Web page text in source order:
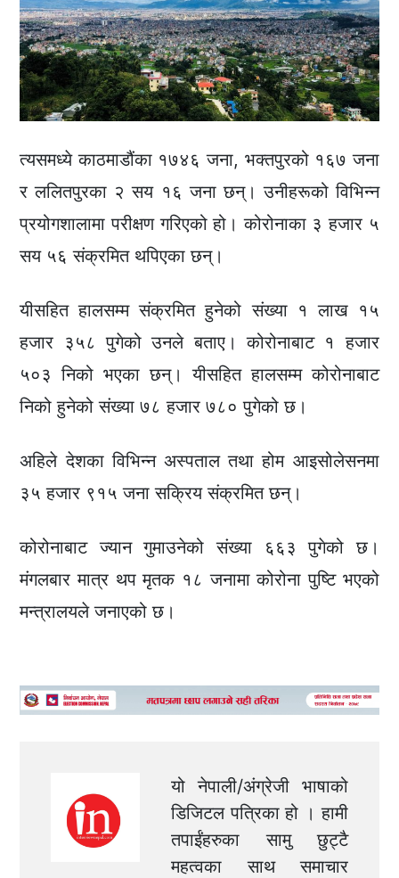
त्यसमध्ये काठमाडौंका १७४६ जना, भक्तपुरको १६७ जना
र ललितपुरका २ सय १६ जना छन्। उनीहरूको विभिन्न
प्रयोगशालामा परीक्षण गरिएको हो। कोरोनाका ३ हजार ५
सय ५६ संक्रमित थपिएका छन्।
यीसहित हालसम्म संक्रमित हुनेको संख्या १ लाख १५
हजार ३५८ पुगेको उनले बताए। कोरोनाबाट १ हजार
५०३ निको भएका छन्। यीसहित हालसम्म कोरोनाबाट
निको हुनेको संख्या ७८ हजार ७८० पुगेको छ।
अहिले देशका विभिन्न अस्पताल तथा होम आइसोलेसनमा
३५ हजार ९१५ जना सक्रिय संक्रमित छन्।
कोरोनाबाट ज्यान गुमाउनेको संख्या ६६३ पुगेको छ।
मंगलबार मात्र थप मृतक १८ जनामा कोरोना पुष्टि भएको
मन्त्रालयले जनाएको छ।
यो नेपाली/अंग्रेजी भाषाको
डिजिटल पत्रिका हो । हामी
तपाईंहरुका सामु छुट्टै
महत्वका साथ समाचार